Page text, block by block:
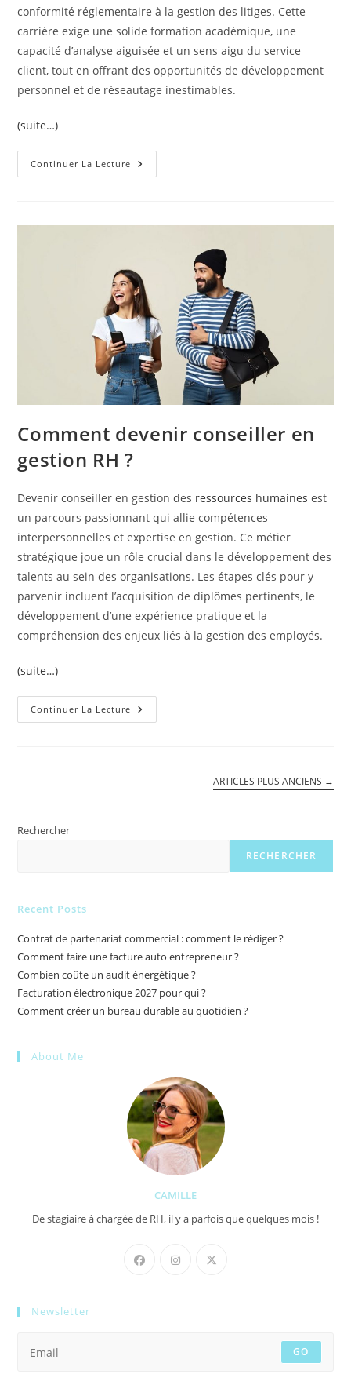
conformité réglementaire à la gestion des litiges. Cette
carrière exige une solide formation académique, une
capacité d’analyse aiguisée et un sens aigu du service
client, tout en offrant des opportunités de développement
personnel et de réseautage inestimables.
(suite…)
Continuer La Lecture Travailler
Dans
Juridique
Comment devenir conseiller en
gestion RH ?
Devenir conseiller en gestion des ressources humaines est
un parcours passionnant qui allie compétences
interpersonnelles et expertise en gestion. Ce métier
stratégique joue un rôle crucial dans le développement des
talents au sein des organisations. Les étapes clés pour y
parvenir incluent l’acquisition de diplômes pertinents, le
développement d’une expérience pratique et la
compréhension des enjeux liés à la gestion des employés.
(suite…)
Continuer La Lecture Comment
Devenir
ARTICLES PLUS ANCIENS →
Rechercher
RECHERCHER
Recent Posts
Contrat de partenariat commercial : comment le rédiger ?
Comment faire une facture auto entrepreneur ?
Combien coûte un audit énergétique ?
Facturation électronique 2027 pour qui ?
Comment créer un bureau durable au quotidien ?
About Me
CAMILLE
De stagiaire à chargée de RH, il y a parfois que quelques mois !
Newsletter
GO